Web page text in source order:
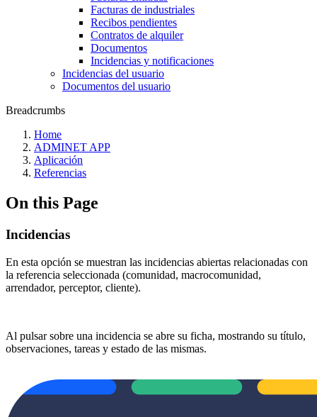
Facturas de industriales
Recibos pendientes
Contratos de alquiler
Documentos
Incidencias y notificaciones
Incidencias del usuario
Documentos del usuario
Breadcrumbs
Home
ADMINET APP
Aplicación
Referencias
On this Page
Incidencias
En esta opción se muestran las incidencias abiertas relacionadas con
la referencia seleccionada (comunidad, macrocomunidad,
arrendador, perceptor, cliente).
Al pulsar sobre una incidencia se abre su ficha, mostrando su título,
observaciones, tareas y estado de las mismas.